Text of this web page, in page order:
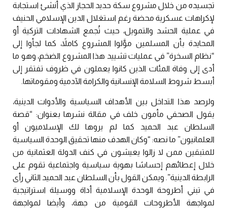
تجسيده من خلال مشروع سكة حديد الحجاز الذي أنشئ استجابة
لإكراهات عسكرية محضة رغم استغلال الدين الإسلامي الحنيف
في عملية الحشد والتمويل، حيث تُجمع الشهادات التركية أو
المحايدة بأن المسلمين موَّلوا المشروع كاملاً، كما لجأوا إلى
“نظام السخرة” في عمليات تشييد هذا المشروع الضخم، وهو ما
أدى إلى وفاة المئات الذين كانوا يعملون في ظروف تفتقر إلى
أبسط شروط السلامة الإنسانية والكرامة الآدمية ومقوماتها.
ولرصد هذا التداخل بين الأهداف السياسية والأدوات الدينية،
يقول الصحفي مأمون خلف في مقالة نشرها بعنوان: “قصة
السلطان عبد الحميد كما لم يروها لك الإسلاميون أو
العلمانيون” ما نصه: “وكان الهدف منها تحقيق الوحدة السياسية
للمتبقين ممن لا زالوا يعيشون في كنف الدولة العثمانية من
خلال إعطائهم إحساسًا بهوية سياسية واجتماعية تقوم على
الرابطة الدينية”. ويمكن القول بأن السلطان عبد الحميد الثاني رأى
في تبني أطروحة الوحدة الإسلامية أداة ووسيلة استراتيجية
لمواجهة الأطروحات القومية من جهة، وأيضا لمواجهة